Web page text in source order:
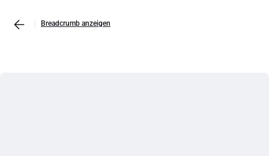
Breadcrumb anzeigen